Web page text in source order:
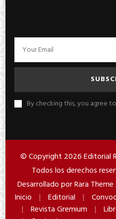
By checking this, you agree
© Copyright 2026Editorial
Todos los derechos
Desarrollado porRara Theme
Inicio
Editorial
Revista Gremium